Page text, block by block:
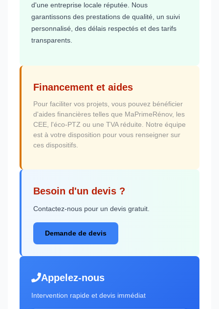
d'une entreprise locale réputée. Nous
garantissons des prestations de qualité, un suivi
personnalisé, des délais respectés et des tarifs
transparents.
Financement et aides
Pour faciliter vos projets, vous pouvez bénéficier
d'aides financières telles que MaPrimeRénov, les
CEE, l'éco-PTZ ou une TVA réduite. Notre équipe
est à votre disposition pour vous renseigner sur
ces dispositifs.
Besoin d'un devis ?
Contactez-nous pour un devis gratuit.
Demande de devis
Appelez-nous
Intervention rapide et devis immédiat